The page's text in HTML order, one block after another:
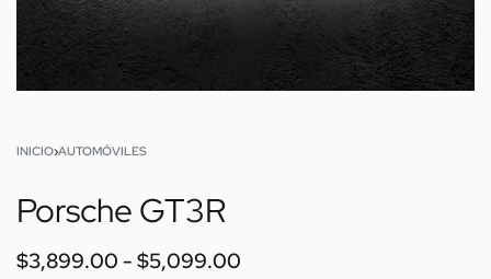
INICIO›AUTOMÓVILES
Porsche GT3R
$3,899.00 $5,099.00